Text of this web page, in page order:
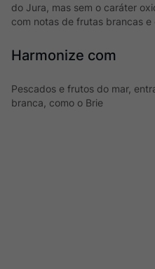
do Jura, mas sem o caráter
com notas de frutas brancas
Harmonize com
Pescados e frutos do mar,
branca, como o Brie